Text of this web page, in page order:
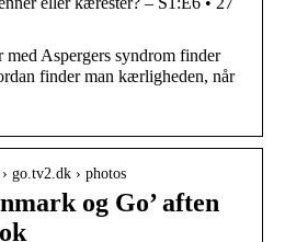
med Aspergers syndrom finder
finder man kærligheden, når
go.tv2.dk › photos
og Go’ aften